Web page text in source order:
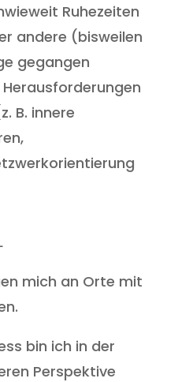
Ruhezeiten
andere (bisweilen
gegangen
B. innere
mich an Orte mit
bin ich in der
Perspektive